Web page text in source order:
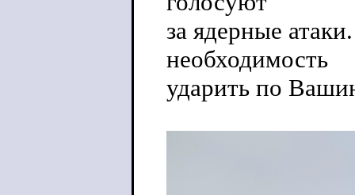
за ядерные
необходимость
ударить по